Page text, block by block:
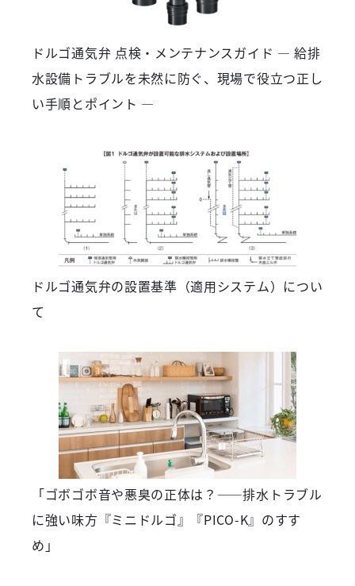
ドルゴ通気弁 点検・メンテナンスガイド ― 給排
水設備トラブルを未然に防ぐ、現場で役立つ正し
い手順とポイント ―
ドルゴ通気弁の設置基準（適用システム）につい
て
「ゴボゴボ音や悪臭の正体は？――排水トラブル
に強い味方『ミニドルゴ』『PICO-K』のすす
め」